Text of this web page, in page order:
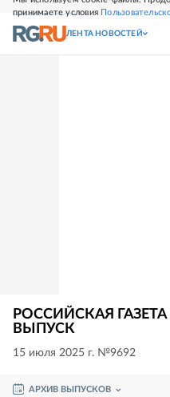
принимаете условия
СВЕЖИЙ НОМЕР
ЛЕНТА НОВОСТЕЙ
РОССИЙСКАЯ
ВЫПУСК
15 июля 2025 г. №9692
АРХИВ ВЫПУСКОВ